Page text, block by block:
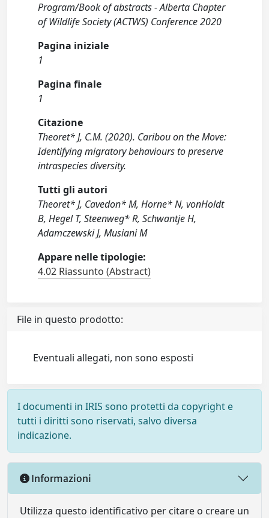
Program/Book of abstracts - Alberta Chapter
of Wildlife Society (ACTWS) Conference 2020
Pagina iniziale
1
Pagina finale
1
Citazione
Theoret* J, C.M. (2020). Caribou on the Move:
Identifying migratory behaviours to preserve
intraspecies diversity.
Tutti gli autori
Theoret* J, Cavedon* M, Horne* N, vonHoldt
B, Hegel T, Steenweg* R, Schwantje H,
Adamczewski J, Musiani M
Appare nelle tipologie:
4.02 Riassunto (Abstract)
File in questo prodotto:
Eventuali allegati, non sono esposti
I documenti in IRIS sono protetti da copyright e
tutti i diritti sono riservati, salvo diversa
indicazione.
Informazioni
Utilizza questo identificativo per citare o creare un